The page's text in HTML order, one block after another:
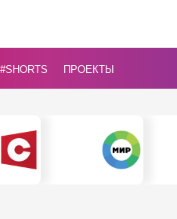
#Shorts ПРОЕКТЫ